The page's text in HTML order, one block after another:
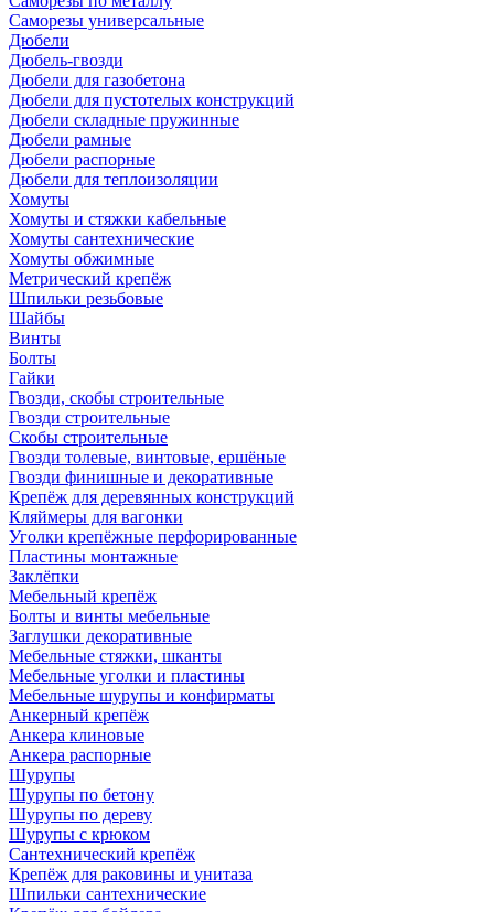
Саморезы универсальные
Дюбели
Дюбель-гвозди
Дюбели для газобетона
Дюбели для пустотелых конструкций
Дюбели складные пружинные
Дюбели рамные
Дюбели распорные
Дюбели для теплоизоляции
Хомуты
Хомуты и стяжки кабельные
Хомуты сантехнические
Хомуты обжимные
Метрический крепёж
Шпильки резьбовые
Шайбы
Винты
Болты
Гайки
Гвозди, скобы строительные
Гвозди строительные
Скобы строительные
Гвозди толевые, винтовые, ершёные
Гвозди финишные и декоративные
Крепёж для деревянных конструкций
Кляймеры для вагонки
Уголки крепёжные перфорированные
Пластины монтажные
Заклёпки
Мебельный крепёж
Болты и винты мебельные
Заглушки декоративные
Мебельные стяжки, шканты
Мебельные уголки и пластины
Мебельные шурупы и конфирматы
Анкерный крепёж
Анкера клиновые
Анкера распорные
Шурупы
Шурупы по бетону
Шурупы по дереву
Шурупы с крюком
Сантехнический крепёж
Крепёж для раковины и унитаза
Шпильки сантехнические